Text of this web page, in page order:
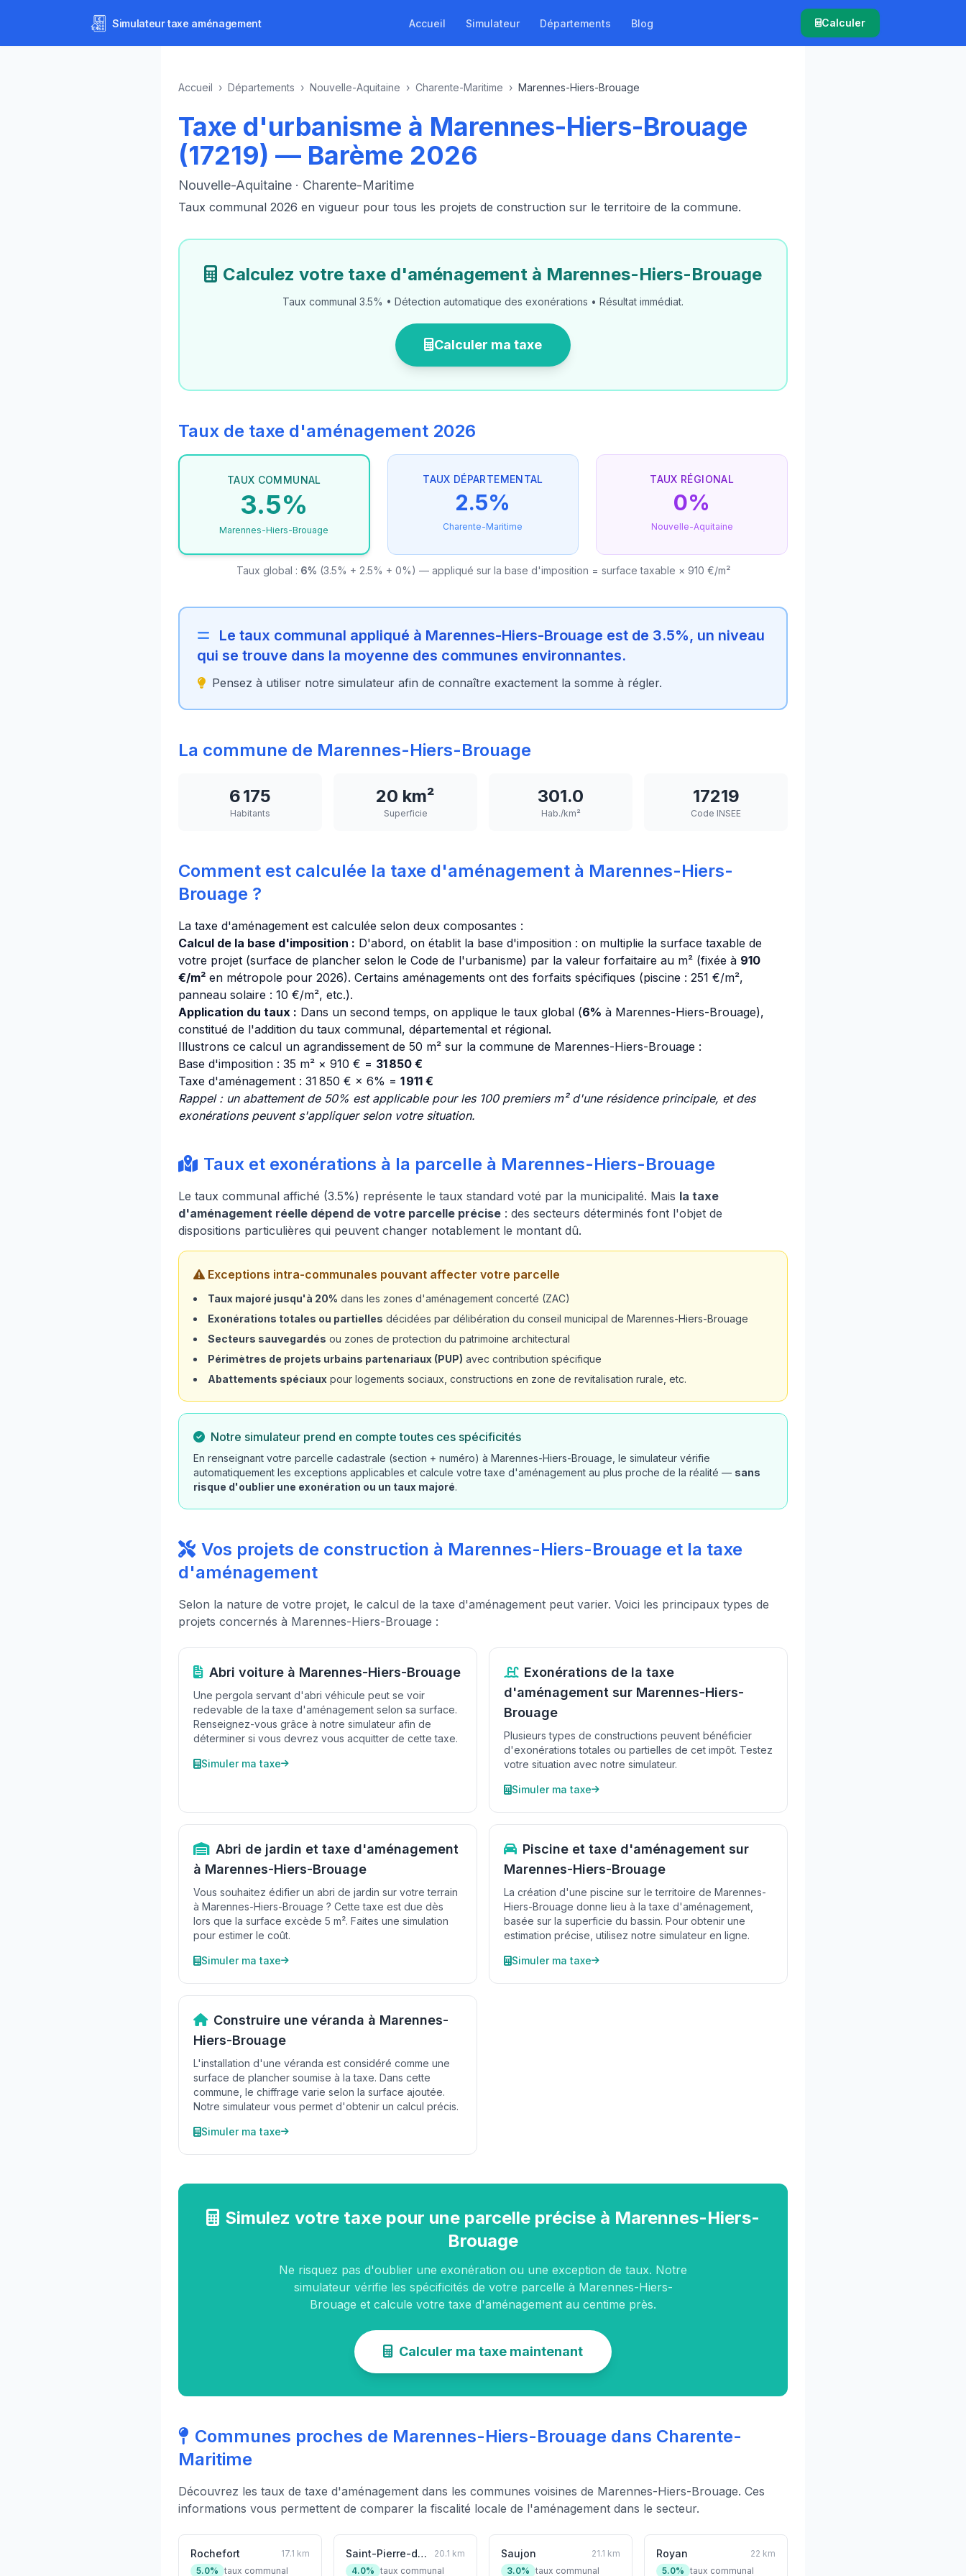
Simulateurtaxe aménagement Accueil Simulateur Départements Blog Calculer
Accueil › Départements › Nouvelle-Aquitaine › Charente-Maritime › Marennes-Hiers-Brouage
Taxe d'urbanisme à Marennes-Hiers-Brouage
(17219) — Barème 2026
Nouvelle-Aquitaine · Charente-Maritime
Taux communal 2026 en vigueur pour tous les projets de construction sur le territoire de la commune.
Calculez votre taxe d'aménagement à Marennes-Hiers-Brouage
Taux communal 3.5% • Détection automatique des exonérations • Résultat immédiat.
Calculer ma taxe
Taux de taxe d'aménagement 2026
TAUX COMMUNAL
3.5%
Marennes-Hiers-Brouage
TAUX DÉPARTEMENTAL
2.5%
Charente-Maritime
TAUX RÉGIONAL
0%
Nouvelle-Aquitaine
Taux global : 6% (3.5% + 2.5% + 0%) — appliqué sur la base d'imposition = surface taxable × 910 €/m²
Le taux communal appliqué à Marennes-Hiers-Brouage est de 3.5%, un niveau
qui se trouve dans la moyenne des communes environnantes.
Pensez à utiliser notre simulateur afin de connaître exactement la somme à régler.
La commune de Marennes-Hiers-Brouage
6 175
Habitants
20 km²
Superficie
301.0
Hab./km²
17219
Code INSEE
Comment est calculée la taxe d'aménagement à Marennes-Hiers-
Brouage ?
La taxe d'aménagement est calculée selon deux composantes :
Calcul de la base d'imposition : D'abord, on établit la base d'imposition : on multiplie la surface taxable de
votre projet (surface de plancher selon le Code de l'urbanisme) par la valeur forfaitaire au m² (fixée à 910
€/m² en métropole pour 2026). Certains aménagements ont des forfaits spécifiques (piscine : 251 €/m²,
panneau solaire : 10 €/m², etc.).
Application du taux : Dans un second temps, on applique le taux global (6% à Marennes-Hiers-Brouage),
constitué de l'addition du taux communal, départemental et régional.
Illustrons ce calcul un agrandissement de 50 m² sur la commune de Marennes-Hiers-Brouage :
Base d'imposition : 35 m² × 910 € = 31 850 €
Taxe d'aménagement : 31 850 € × 6% = 1 911 €
Rappel : un abattement de 50% est applicable pour les 100 premiers m² d'une résidence principale, et des
exonérations peuvent s'appliquer selon votre situation.
Taux et exonérations à la parcelle à Marennes-Hiers-Brouage
Le taux communal affiché (3.5%) représente le taux standard voté par la municipalité. Mais la taxe
d'aménagement réelle dépend de votre parcelle précise : des secteurs déterminés font l'objet de
dispositions particulières qui peuvent changer notablement le montant dû.
Exceptions intra-communales pouvant affecter votre parcelle
Taux majoré jusqu'à 20% dans les zones d'aménagement concerté (ZAC)
Exonérations totales ou partielles décidées par délibération du conseil municipal de Marennes-Hiers-Brouage
Secteurs sauvegardés ou zones de protection du patrimoine architectural
Périmètres de projets urbains partenariaux (PUP) avec contribution spécifique
Abattements spéciaux pour logements sociaux, constructions en zone de revitalisation rurale, etc.
Notre simulateur prend en compte toutes ces spécificités
En renseignant votre parcelle cadastrale (section + numéro) à Marennes-Hiers-Brouage, le simulateur vérifie
automatiquement les exceptions applicables et calcule votre taxe d'aménagement au plus proche de la réalité — sans
risque d'oublier une exonération ou un taux majoré.
Vos projets de construction à Marennes-Hiers-Brouage et la taxe
d'aménagement
Selon la nature de votre projet, le calcul de la taxe d'aménagement peut varier. Voici les principaux types de
projets concernés à Marennes-Hiers-Brouage :
Abri voiture à Marennes-Hiers-Brouage
Une pergola servant d'abri véhicule peut se voir
redevable de la taxe d'aménagement selon sa surface.
Renseignez-vous grâce à notre simulateur afin de
déterminer si vous devrez vous acquitter de cette taxe.
Simuler ma taxe
Exonérations de la taxe
d'aménagement sur Marennes-Hiers-
Brouage
Plusieurs types de constructions peuvent bénéficier
d'exonérations totales ou partielles de cet impôt. Testez
votre situation avec notre simulateur.
Simuler ma taxe
Abri de jardin et taxe d'aménagement
à Marennes-Hiers-Brouage
Vous souhaitez édifier un abri de jardin sur votre terrain
à Marennes-Hiers-Brouage ? Cette taxe est due dès
lors que la surface excède 5 m². Faites une simulation
pour estimer le coût.
Simuler ma taxe
Piscine et taxe d'aménagement sur
Marennes-Hiers-Brouage
La création d'une piscine sur le territoire de Marennes-
Hiers-Brouage donne lieu à la taxe d'aménagement,
basée sur la superficie du bassin. Pour obtenir une
estimation précise, utilisez notre simulateur en ligne.
Simuler ma taxe
Construire une véranda à Marennes-
Hiers-Brouage
L'installation d'une véranda est considéré comme une
surface de plancher soumise à la taxe. Dans cette
commune, le chiffrage varie selon la surface ajoutée.
Notre simulateur vous permet d'obtenir un calcul précis.
Simuler ma taxe
Simulez votre taxe pour une parcelle précise à Marennes-Hiers-
Brouage
Ne risquez pas d'oublier une exonération ou une exception de taux. Notre
simulateur vérifie les spécificités de votre parcelle à Marennes-Hiers-
Brouage et calcule votre taxe d'aménagement au centime près.
Calculer ma taxe maintenant
Communes proches de Marennes-Hiers-Brouage dans Charente-
Maritime
Découvrez les taux de taxe d'aménagement dans les communes voisines de Marennes-Hiers-Brouage. Ces
informations vous permettent de comparer la fiscalité locale de l'aménagement dans le secteur.
Rochefort
17.1 km
5.0% taux communal
Saint-Pierre-d'Oléron
20.1 km
4.0% taux communal
Saujon
21.1 km
3.0% taux communal
Royan
22 km
5.0% taux communal